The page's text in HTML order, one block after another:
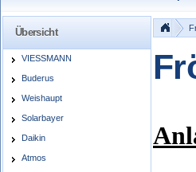
Solarfocus
Wolf Pelletmaulwurf +
Übersicht
VIESSMANN
Buderus
Weishaupt
Solarbayer
Daikin
Atmos